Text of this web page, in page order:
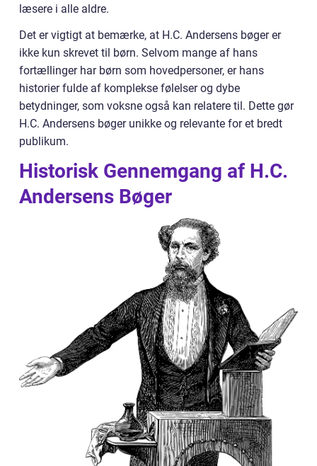
læsere i alle aldre.
Det er vigtigt at bemærke, at H.C. Andersens bøger er
ikke kun skrevet til børn. Selvom mange af hans
fortællinger har børn som hovedpersoner, er hans
historier fulde af komplekse følelser og dybe
betydninger, som voksne også kan relatere til. Dette gør
H.C. Andersens bøger unikke og relevante for et bredt
publikum.
Historisk Gennemgang af H.C.
Andersens Bøger